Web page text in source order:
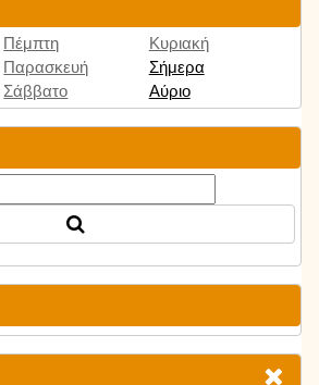
Πέμπτη
Παρασκευή
Σάββατο
Κυριακή
Σήμερα
Αύριο